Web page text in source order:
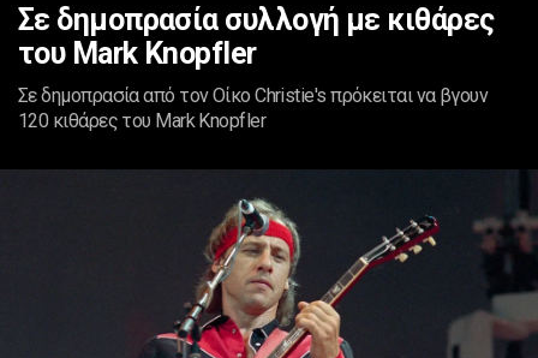
Σε δημοπρασία συλλογή με κιθάρες
του Mark Knopfler
Σε δημοπρασία από τον Οίκο Christie's πρόκειται να βγουν
120 κιθάρες του Mark Knopfler